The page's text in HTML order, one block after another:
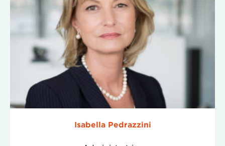
Isabella Pedrazzini